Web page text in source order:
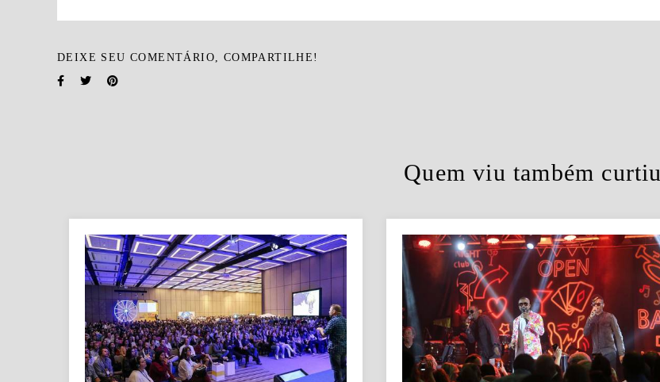
DEIXE SEU COMENTÁRIO, COMPARTILHE!
Quem viu também curtiu